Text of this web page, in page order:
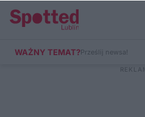
WAŻNY TEMAT?Prześlij newsa!